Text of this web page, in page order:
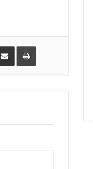
Share via Email Print